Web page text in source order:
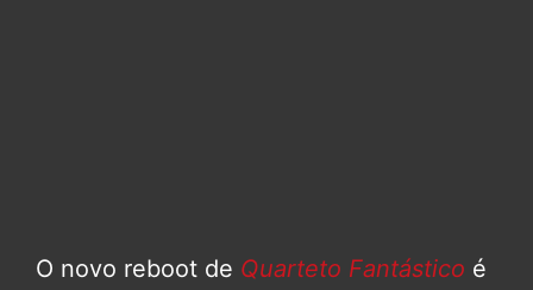
O novo reboot de Quarteto Fantástico é